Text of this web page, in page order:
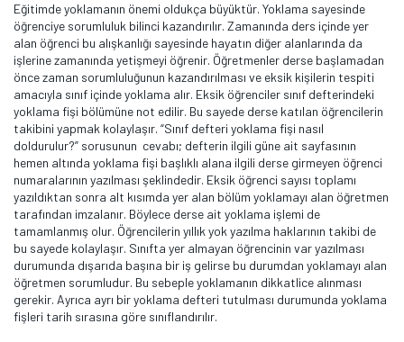
Eğitimde yoklamanın önemi oldukça büyüktür. Yoklama sayesinde
öğrenciye sorumluluk bilinci kazandırılır. Zamanında ders içinde yer
alan öğrenci bu alışkanlığı sayesinde hayatın diğer alanlarında da
işlerine zamanında yetişmeyi öğrenir. Öğretmenler derse başlamadan
önce zaman sorumluluğunun kazandırılması ve eksik kişilerin tespiti
amacıyla sınıf içinde yoklama alır. Eksik öğrenciler sınıf defterindeki
yoklama fişi bölümüne not edilir. Bu sayede derse katılan öğrencilerin
takibini yapmak kolaylaşır. “Sınıf defteri yoklama fişi nasıl
doldurulur?” sorusunun cevabı; defterin ilgili güne ait sayfasının
hemen altında yoklama fişi başlıklı alana ilgili derse girmeyen öğrenci
numaralarının yazılması şeklindedir. Eksik öğrenci sayısı toplamı
yazıldıktan sonra alt kısımda yer alan bölüm yoklamayı alan öğretmen
tarafından imzalanır. Böylece derse ait yoklama işlemi de
tamamlanmış olur. Öğrencilerin yıllık yok yazılma haklarının takibi de
bu sayede kolaylaşır. Sınıfta yer almayan öğrencinin var yazılması
durumunda dışarıda başına bir iş gelirse bu durumdan yoklamayı alan
öğretmen sorumludur. Bu sebeple yoklamanın dikkatlice alınması
gerekir. Ayrıca ayrı bir yoklama defteri tutulması durumunda yoklama
fişleri tarih sırasına göre sınıflandırılır.